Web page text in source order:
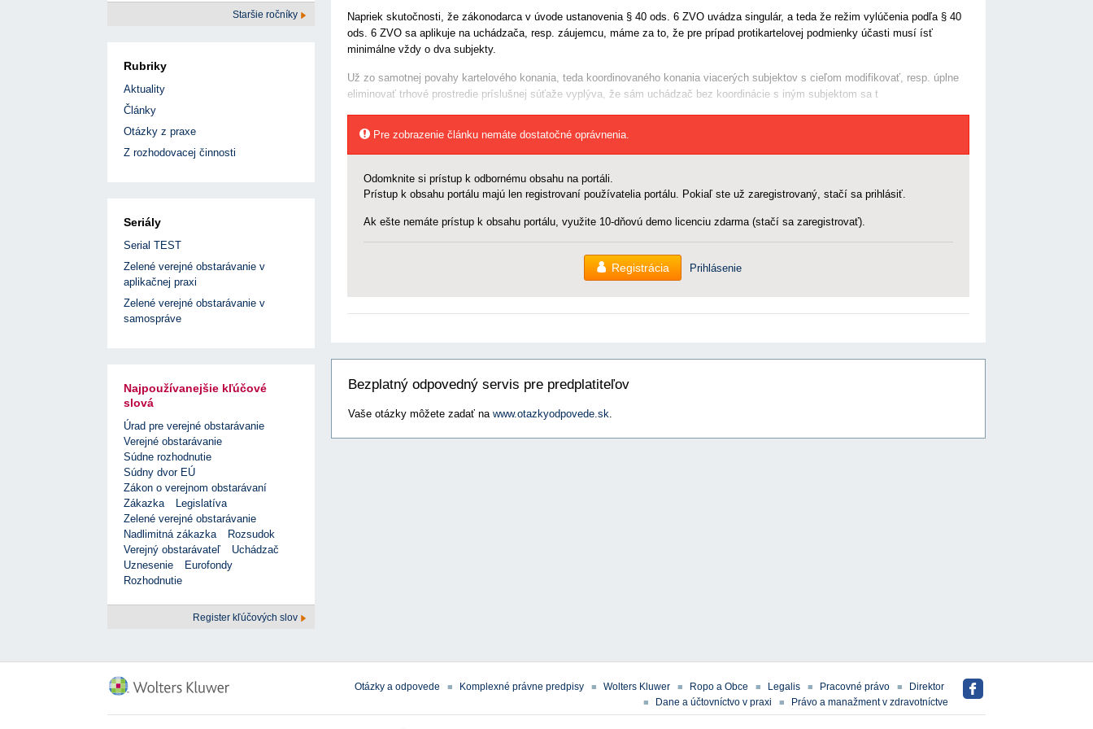
Napriek skutočnosti, že zákonodarca v úvode ustanovenia § 40 ods. 6 ZVO uvádza singulár, a teda že režim vylúčenia podľa § 40
ods. 6 ZVO sa aplikuje na uchádzača, resp. záujemcu, máme za to, že pre prípad protikartelovej podmienky účasti musí ísť
minimálne vždy o dva subjekty.
Už zo samotnej povahy kartelového konania, teda koordinovaného konania viacerých subjektov s cieľom modifikovať, resp. úplne
eliminovať trhové prostredie príslušnej súťaže vyplýva, že sám uchádzač bez koordinácie s iným subjektom sa t
Pre zobrazenie článku nemáte dostatočné oprávnenia.
Odomknite si prístup k odbornému obsahu na portáli.
Prístup k obsahu portálu majú len registrovaní používatelia portálu. Pokiaľ ste už zaregistrovaný, stačí sa prihlásiť.
Ak ešte nemáte prístup k obsahu portálu, využite 10-dňovú demo licenciu zdarma (stačí sa zaregistrovať).
Registrácia Prihlásenie
Bezplatný odpovedný servis pre predplatiteľov
Vaše otázky môžete zadať na www.otazkyodpovede.sk.
Staršie ročníky
Rubriky
Aktuality
Články
Otázky z praxe
Z rozhodovacej činnosti
Seriály
Serial TEST
Zelené verejné obstarávanie v
aplikačnej praxi
Zelené verejné obstarávanie v
samospráve
Najpoužívanejšie kľúčové
slová
Úrad pre verejné obstarávanie
Verejné obstarávanie
Súdne rozhodnutie
Súdny dvor EÚ
Zákon o verejnom obstarávaní
Zákazka
Legislatíva
Zelené verejné obstarávanie
Nadlimitná zákazka
Rozsudok
Verejný obstarávateľ
Uchádzač
Uznesenie
Eurofondy
Rozhodnutie
Register kľúčových slov
Otázky a odpovede Komplexné právne predpisy Wolters Kluwer Ropo a Obce Legalis Pracovné právo
Direktor
Dane a účtovníctvo v praxi
Právo a manažment v zdravotníctve